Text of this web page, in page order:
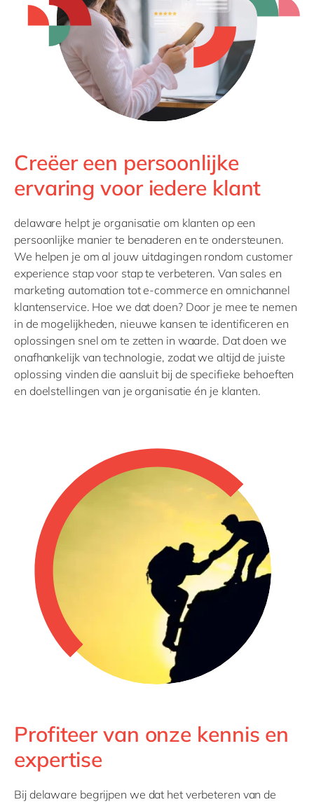
Philippines
Singapore
Creëer een persoonlijke
ervaring voor iedere klant
delaware helpt je organisatie om klanten op een
persoonlijke manier te benaderen en te ondersteunen.
We helpen je om al jouw uitdagingen rondom customer
experience stap voor stap te verbeteren. Van sales en
marketing automation tot e-commerce en omnichannel
klantenservice. Hoe we dat doen? Door je mee te nemen
in de mogelijkheden, nieuwe kansen te identificeren en
oplossingen snel om te zetten in waarde. Dat doen we
onafhankelijk van technologie, zodat we altijd de juiste
oplossing vinden die aansluit bij de specifieke behoeften
en doelstellingen van je organisatie én je klanten.
Profiteer van onze kennis en
expertise
Bij delaware begrijpen we dat het verbeteren van de